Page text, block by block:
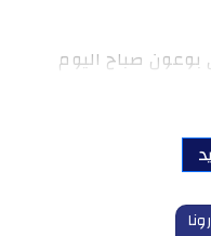
صباح اليوم